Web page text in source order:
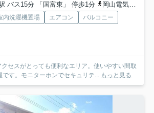
バス15分 「国富東」 停歩1分
岡山電気軌道東山本線「東山岡電ミュージアム」駅 徒歩21分
内洗濯機置場 エアコン
バルコニー
セスがとっても便利なエリア。使いやすい間取
す。モニターホンでセキュリテ... もっと見る